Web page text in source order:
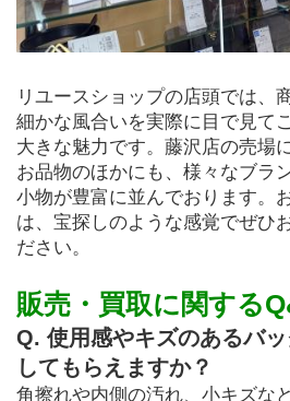
リユースショップの店頭では、
細かな風合いを実際に目で見て
大きな魅力です。藤沢店の売場
お品物のほかにも、様々なブラ
小物が豊富に並んでおります。
は、宝探しのような感覚でぜひ
ださい。
販売・買取に関する
Q. 使用感やキズのあるバ
してもらえますか？
角擦れや内側の汚れ、小キズな